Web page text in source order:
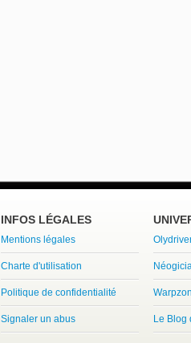
INFOS LÉGALES
Mentions légales
Charte d'utilisation
Politique de confidentialité
Signaler un abus Le Blog